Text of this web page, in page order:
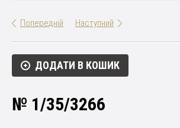
Попередній Наступний
ДОДАТИ В КОШИК
№ 1/35/3266